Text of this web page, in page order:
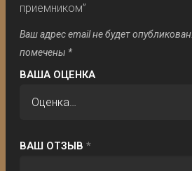
приемником”
Ваш адрес email не будет опубликован.
помечены *
ВАША ОЦЕНКА
ВАШ ОТЗЫВ*